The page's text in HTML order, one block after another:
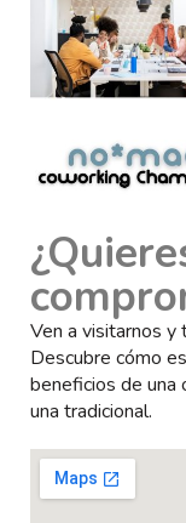
Ven a visitarnos
Descubre cómo
beneficios de una
una tradicional.